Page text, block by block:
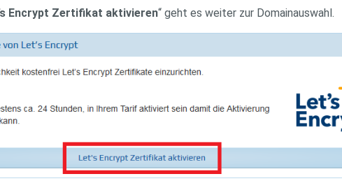
Encrypt Zertifikat aktivieren“ geht es weiter zur Domainauswahl.